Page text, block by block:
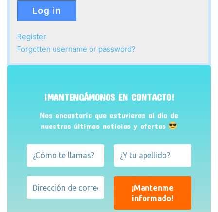
Log in
Register
Forgotten username or password?
¡MANTENGÁMONOS EN CONTACTO!
Nos encantaría que estuvieras al día de
nuestras últimas noticias y ofertas